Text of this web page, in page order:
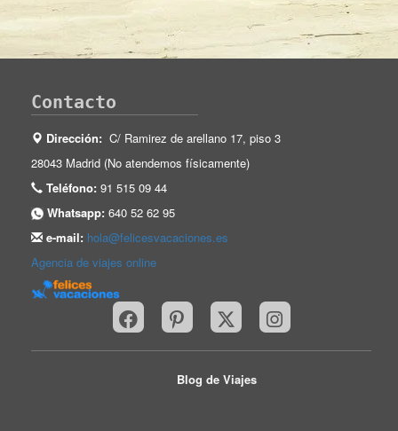
Contacto
Dirección: C/ Ramirez de arellano 17, piso 3
28043 Madrid (No atendemos físicamente)
Teléfono: 91 515 09 44
Whatsapp: 640 52 62 95
e-mail: hola@felicesvacaciones.es
Agencia de viajes online
Blog de Viajes